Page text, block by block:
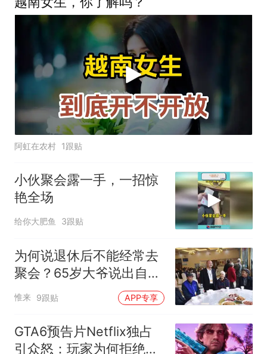
阿虹在农村 1跟贴
小伙聚会露一手，一招惊
艳全场
给你大肥鱼 3跟贴
为何说退休后不能经常去
聚会？65岁大爷说出自己
的烦恼，很真实
惟来 9跟贴 APP专享
GTA6预告片Netflix独占
引众怒：玩家为何拒绝为